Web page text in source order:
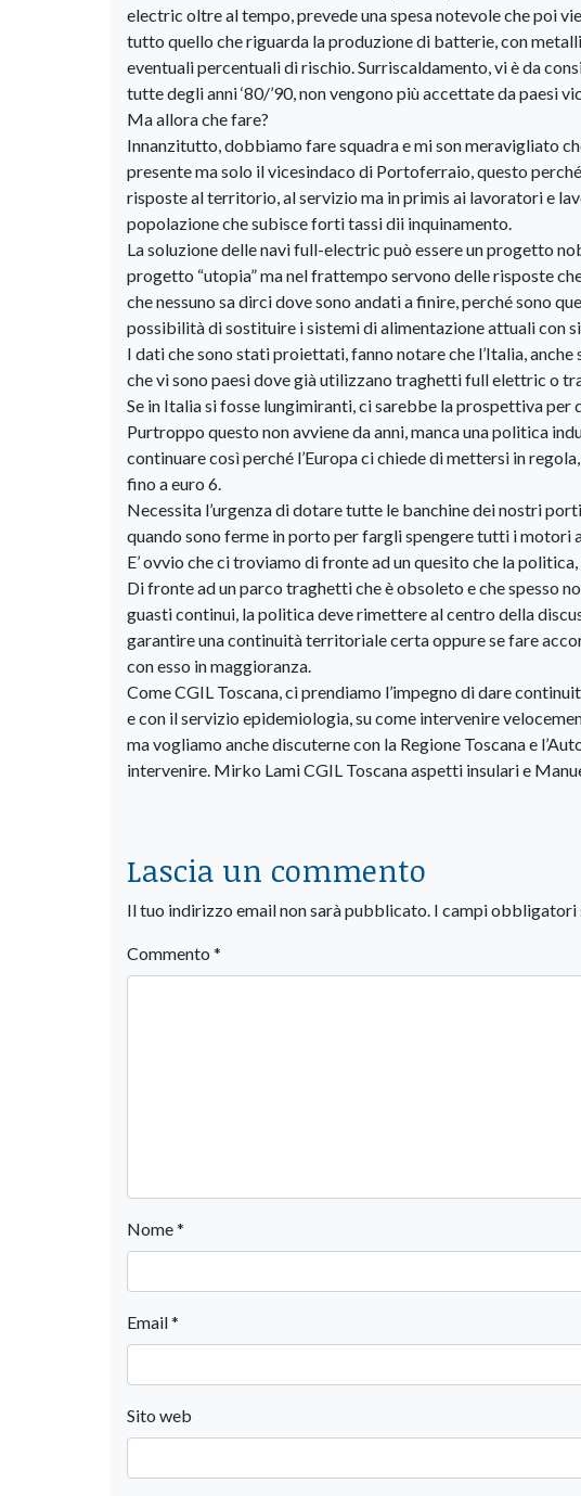
electric oltre al tempo, prevede una spesa notevole che poi
tutto quello che riguarda la produzione di batterie, con
eventuali percentuali di rischio. Surriscaldamento, vi è da
tutte degli anni ‘80/’90, non vengono più accettate da paesi
Ma allora che fare?
Innanzitutto, dobbiamo fare squadra e mi son meravigliato
presente ma solo il vicesindaco di Portoferraio, questo
risposte al territorio, al servizio ma in primis ai lavoratori e
popolazione che subisce forti tassi dii inquinamento.
La soluzione delle navi full-electric può essere un progetto
progetto “utopia” ma nel frattempo servono delle risposte
che nessuno sa dirci dove sono andati a finire, perché sono
possibilità di sostituire i sistemi di alimentazione attuali con
I dati che sono stati proiettati, fanno notare che l’Italia,
che vi sono paesi dove già utilizzano traghetti full elettric o
Se in Italia si fosse lungimiranti, ci sarebbe la prospettiva per
Purtroppo questo non avviene da anni, manca una politica
continuare così perché l’Europa ci chiede di mettersi in
fino a euro 6.
Necessita l’urgenza di dotare tutte le banchine dei nostri
quando sono ferme in porto per fargli spengere tutti i motori
E’ ovvio che ci troviamo di fronte ad un quesito che la
Di fronte ad un parco traghetti che è obsoleto e che spesso
guasti continui, la politica deve rimettere al centro della
garantire una continuità territoriale certa oppure se fare
con esso in maggioranza.
Come CGIL Toscana, ci prendiamo l’impegno di dare
e con il servizio epidemiologia, su come intervenire
ma vogliamo anche discuterne con la Regione Toscana e
intervenire. Mirko Lami CGIL Toscana aspetti insulari e
Lascia un commento
Il tuo indirizzo email non sarà pubblicato. I campi obbligatori
Commento *
Nome*
Email*
Sito web